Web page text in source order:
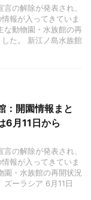
の解除が発表され、
報が入ってきていま
な動物園・水族館の再
た。 新江ノ島水族館
：開園情報まと
6月11日から
の解除が発表され、
報が入ってきていま
園・水族館の再開状況
ズーラシア 6月11日